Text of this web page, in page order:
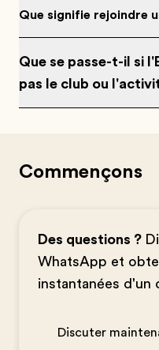
Que signifie rejoindre
Que se passe-t-il si
pas le club ou
Commençons
Des questions ?
WhatsApp et
instantanées d'un
Discuter